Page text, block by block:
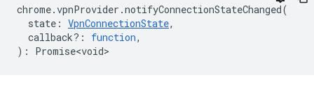
chrome.vpnProvider .notifyConnectionStateChanged(
state : VpnConnectionState,
callback? : function,
) : Promise<void>